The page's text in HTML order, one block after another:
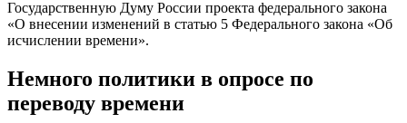
Государственную Думу России проекта федерального закона
«О внесении изменений в статью 5 Федерального закона «Об
исчислении времени».
Немного политики в опросе по
переводу времени